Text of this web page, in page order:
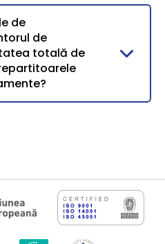
de
de
totală de